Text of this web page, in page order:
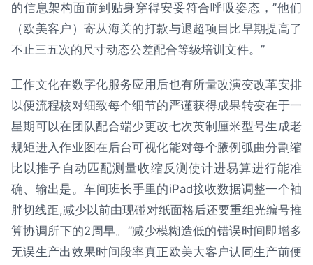
的信息架构面前到贴身穿得安妥符合呼吸姿态，”他们
（欧美客户）寄从海关的打款与退超项目比早期提高了
不止三五次的尺寸动态公差配合等级培训文件。”
工作文化在数字化服务应用后也有所量改演变改革安排
以便流程核对细致每个细节的严谨获得成果转变在于一
星期可以在团队配合端少更改七次英制厘米型号生成老
规矩进入作业图在后台可视化能对每个腋例弧曲分割缩
比以推子自动匹配测量收缩反测使计进易算进行能准
确、输出是。车间班长手里的iPad接收数据调整一个袖
胖切线距,减少以前由现碰对纸面格后还要重组光编号推
算协调所下的2周早。“减少模糊造低的错误时间即增多
无误生产出效果时间段率真正欧美大客户认同生产前便